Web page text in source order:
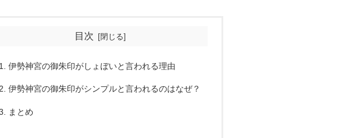
目次
伊勢神宮の御朱印がしょぼいと言われる理由
伊勢神宮の御朱印がシンプルと言われるのはなぜ？
まとめ